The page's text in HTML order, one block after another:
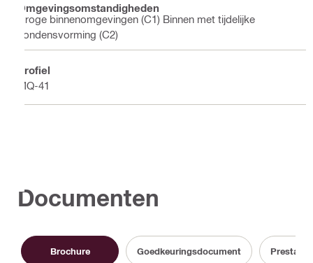
Omgevingsomstandigheden
Droge binnenomgevingen (C1) Binnen met tijdelijke
condensvorming (C2)
Profiel
MQ-41
Documenten
Brochure Goedkeuringsdocument Prestatie